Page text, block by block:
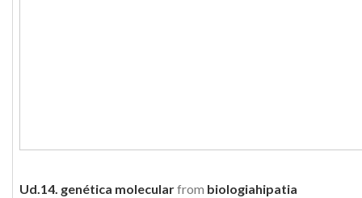
Ud.14. genética molecularfrom biologiahipatia